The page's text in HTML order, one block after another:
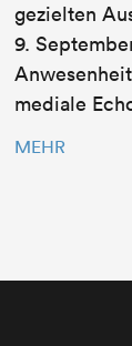
gezielten
9.
mediale
MEHR